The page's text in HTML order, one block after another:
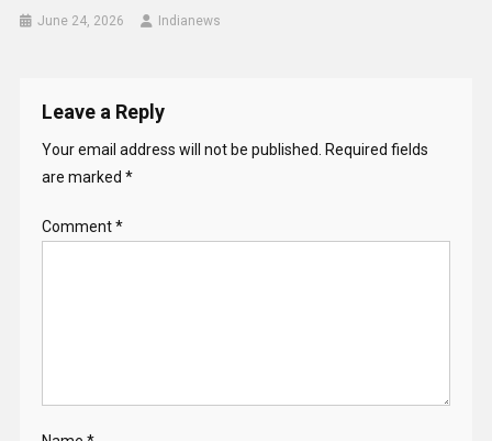
June 24, 2026 Indianews
Leave a Reply
Your email address will not be published. Required fields
are marked *
Comment*